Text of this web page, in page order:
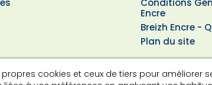
propres cookies et ceux de tiers pour améliorer
Conditions
Encre
Breizh Encre -
Plan du site